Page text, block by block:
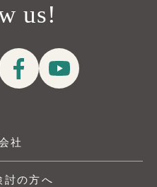
us!
社
討の方へ